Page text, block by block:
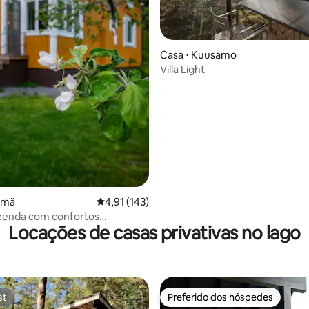
de 5, 242 avaliações
4,91 de uma avaliação média de 5, 143
4,91 (143)
com confortos
Casa ⋅ Kuusamo
Villa Light
Locações de casas privativas no lago
Preferido dos hóspedes
Preferido dos hóspedes